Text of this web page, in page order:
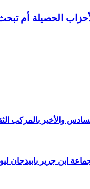
الحصيلة أم
والأخير بالمركب
في إطار الشراكة بين جماعة ابن جرير ونظيرتها